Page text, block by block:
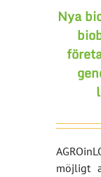
Nya
möjligt